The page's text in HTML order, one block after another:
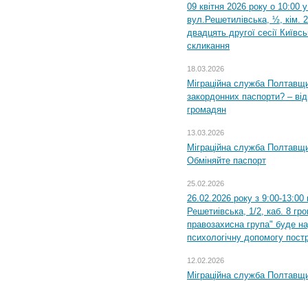
09 квітня 2026 року о 10:00
вул.Решетилівська, ½, кім.
двадцять другої сесії
скликання
18.03.2026
Міграційна служба
закордонних паспорти? –
громадян
13.03.2026
Міграційна служба
Обміняйте паспорт
25.02.2026
26.02.2026 року з 9:00-
Решетиівська, 1/2, каб. 8
правозахисна група" буде
психологічну допомогу
12.02.2026
Міграційна служба